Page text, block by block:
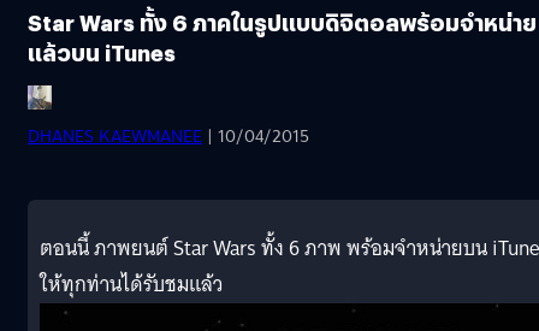
Star Wars ทั้ง 6 ภาคในรูปแบบดิจิตอลพร้อมจำหน่าย
แล้วบน iTunes
DHANES KAEWMANEE | 10/04/2015
ตอนนี้ ภาพยนต์ Star Wars ทั้ง 6 ภาพ พร้อมจำหน่ายบน
ให้ทุกท่านได้รับชมแล้ว